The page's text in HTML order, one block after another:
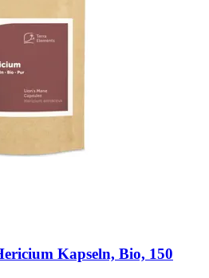
Kapseln, Bio, 150